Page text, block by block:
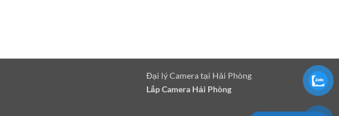
Đại lý Camera tại Hải Phòng
Lắp Camera Hải Phòng